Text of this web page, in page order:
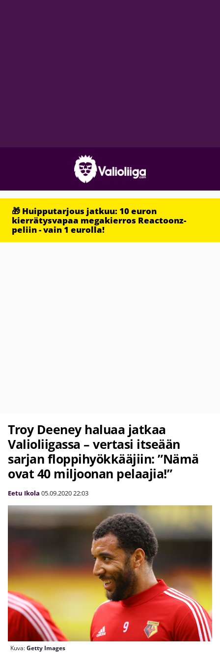
🎁 Huipputarjous jatkuu: 10 euron
kierrätysvapaa megakierros Reactoonz-
peliin - vain 1 eurolla!
Troy Deeney haluaa jatkaa
Valioliigassa – vertasi itseään
sarjan floppihyökkääjiin: ”Nämä
ovat 40 miljoonan pelaajia!”
Eetu Ikola 05.09.202022:03
Kuva:Getty Images